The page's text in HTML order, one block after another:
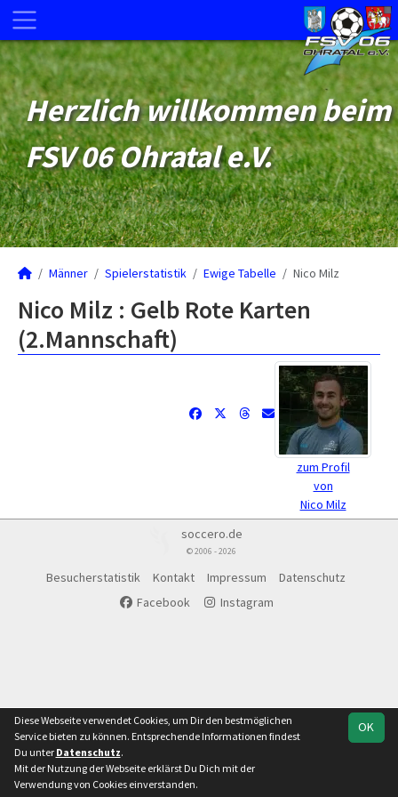
Herzlich willkommen beim
FSV 06 Ohratal e.V.
Männer Spielerstatistik Ewige Tabelle Nico Milz
Nico Milz : Gelb Rote Karten
(2.Mannschaft)
zum Profil
von
Nico Milz
soccero.de
© 2006 - 2026
Besucherstatistik Kontakt Impressum
Datenschutz
Facebook
Instagram
OK
Diese Webseite verwendet Cookies, um Dir den bestmöglichen
Service bieten zu können. Entsprechende Informationen findest
Du unter Datenschutz.
Mit der Nutzung der Webseite erklärst Du Dich mit der
Verwendung von Cookies einverstanden.